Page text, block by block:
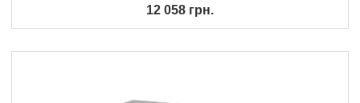
12 058 грн.